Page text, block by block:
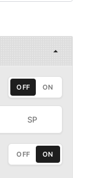
OFF ON
SP
OFF ON